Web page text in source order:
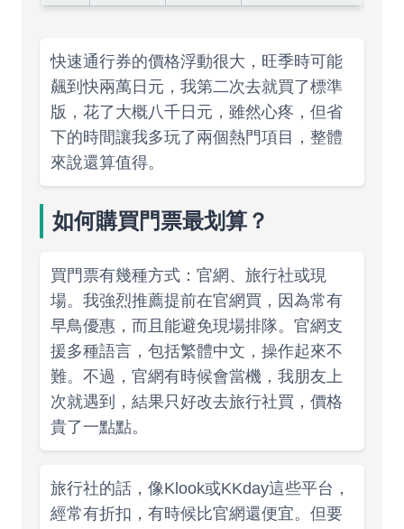
快速通行券的價格浮動很大，旺季時可能
飆到快兩萬日元，我第二次去就買了標準
版，花了大概八千日元，雖然心疼，但省
下的時間讓我多玩了兩個熱門項目，整體
來說還算值得。
如何購買門票最划算？
買門票有幾種方式：官網、旅行社或現
場。我強烈推薦提前在官網買，因為常有
早鳥優惠，而且能避免現場排隊。官網支
援多種語言，包括繁體中文，操作起來不
難。不過，官網有時候會當機，我朋友上
次就遇到，結果只好改去旅行社買，價格
貴了一點點。
旅行社的話，像Klook或KKday這些平台，
經常有折扣，有時候比官網還便宜。但要